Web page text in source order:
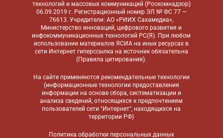
технологий и массовых коммуникаций (Роскомнадзор)
06.09.2019 г. Регистрационный номер ЭЛ № ФС 77 —
76613. Учредители: АО «РИИХ Сахамедиа»,
Министерство инноваций, цифрового развития и
инфокоммуникационных технологий РС(Я). При любом
использовании материалов ЯСИА на иных ресурсах в
сети Интернет гиперссылка на источник обязательна
(Правила цитирования).
На сайте применяются рекомендательные технологии
(информационные технологии предоставления
информации на основе сбора, систематизации и
анализа сведений, относящихся к предпочтениям
пользователей сети "Интернет", находящихся на
территории РФ)
Политика обработки персональных данных